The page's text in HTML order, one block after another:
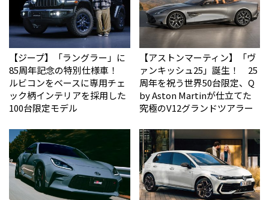
【ジープ】「ラングラー」に
85周年記念の特別仕様車！
ルビコンをベースに専用チェ
ック柄インテリアを採用した
100台限定モデル
【アストンマーティン】「ヴ
ァンキッシュ25」誕生！ 25
周年を祝う世界50台限定、Q
by Aston Martinが仕立てた
究極のV12グランドツアラー